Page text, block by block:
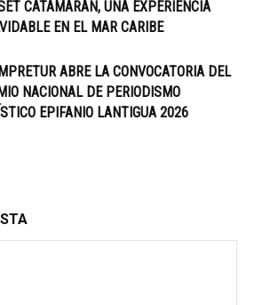
CATAMARÁN, UNA EXPERIENCIA
EN EL MAR CARIBE
ABRE LA CONVOCATORIA DEL
NACIONAL DE PERIODISMO
EPIFANIO LANTIGUA 2026